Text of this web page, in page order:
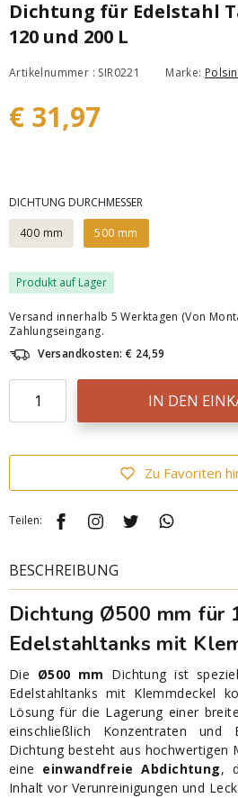
Dichtung für Edelstahl
120 und 200 L
Artikelnummer : SIR0221 Marke:
€ 31,97
DICHTUNG DURCHMESSER
400 mm
500 mm
Produkt auf Lager
Versand innerhalb 5 Werktagen (Von
Zahlungseingang.
Versandkosten: € 24,59
IN DEN
Zu Favoriten
Teilen:
BESCHREIBUNG
Dichtung Ø500 mm für
Edelstahltanks mit
Die Ø500 mm Dichtung ist
Edelstahltanks mit Klemmdeckel
Lösung für die Lagerung einer
einschließlich Konzentraten und
Dichtung besteht aus hochwertigen
eine einwandfreie Abdichtung,
Inhalt vor Verunreinigungen und